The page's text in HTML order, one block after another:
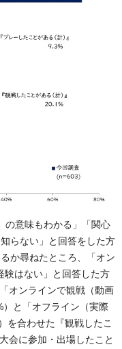
の意味もわかる」「関心
らない」と回答をした方
か尋ねたところ、「オン
験はない」と回答した方
オンラインで観戦（動画
と「オフライン（実際
を合わせた『観戦したこ
会に参加・出場したこと